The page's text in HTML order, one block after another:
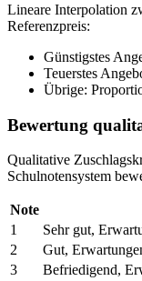
Lineare Interpolation
Referenzpreis:
Günstigstes
Teuerstes
Übrige:
Bewertung
Qualitative
Schulnotensystem
Note
1
Sehr gut,
2
Gut,
3
Befriedigend,